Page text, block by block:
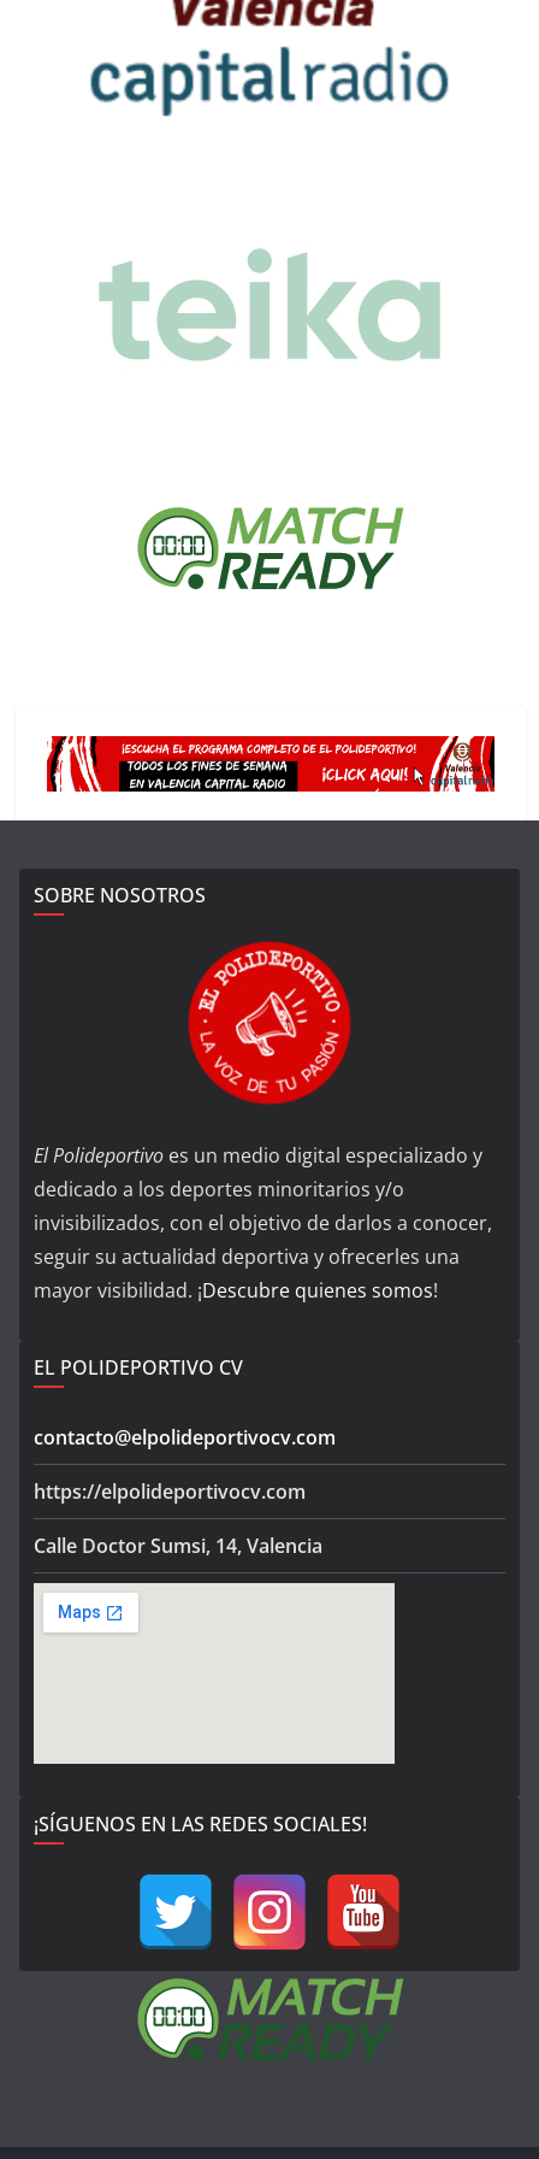
SOBRE NOSOTROS
El Polideportivo es un medio digital especializado y
dedicado a los deportes minoritarios y/o
invisibilizados, con el objetivo de darlos a conocer,
seguir su actualidad deportiva y ofrecerles una
mayor visibilidad. ¡Descubre quienes somos!
EL POLIDEPORTIVO CV
contacto@elpolideportivocv.com
https://elpolideportivocv.com
Calle Doctor Sumsi, 14, Valencia
¡SÍGUENOS EN LAS REDES SOCIALES!